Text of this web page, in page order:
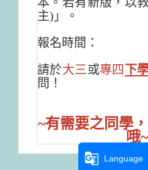
主)」。
報名時間：
請於大三或專四 下
問！
~有需要之同學
哦~
g_translate
Language